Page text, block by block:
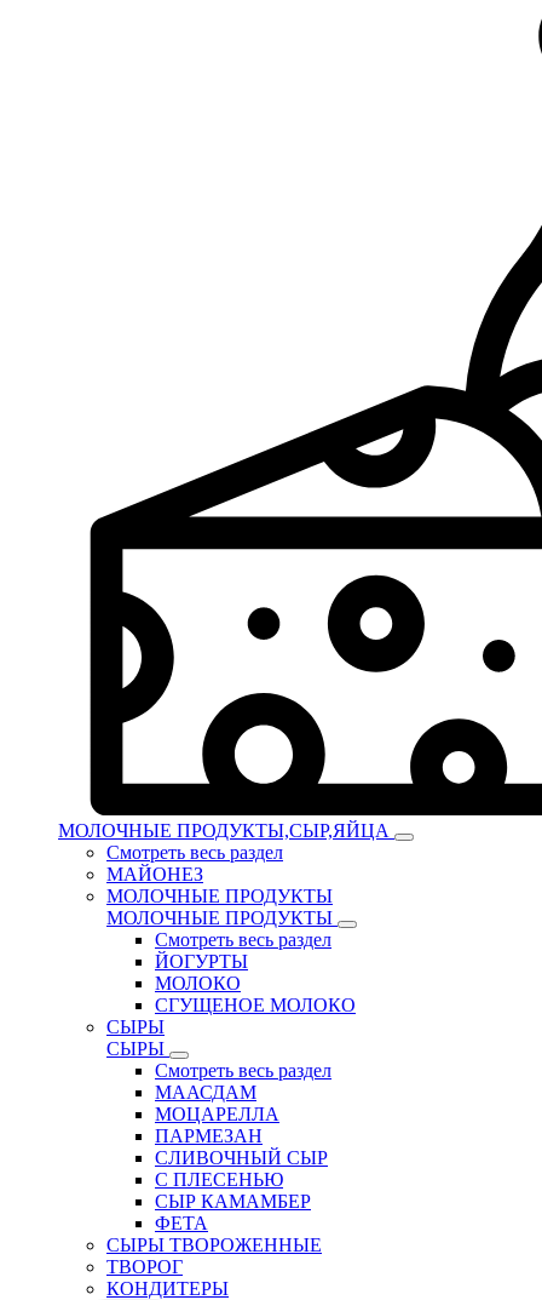
МОЛОЧНЫЕ ПРОДУКТЫ,СЫР,ЯЙЦА
Смотреть весь раздел
МАЙОНЕЗ
МОЛОЧНЫЕ ПРОДУКТЫ
МОЛОЧНЫЕ ПРОДУКТЫ
Смотреть весь раздел
ЙОГУРТЫ
МОЛОКО
СГУЩЕНОЕ МОЛОКО
СЫРЫ
СЫРЫ
Смотреть весь раздел
МААСДАМ
МОЦАРЕЛЛА
ПАРМЕЗАН
СЛИВОЧНЫЙ СЫР
С ПЛЕСЕНЬЮ
СЫР КАМАМБЕР
ФЕТА
СЫРЫ ТВОРОЖЕННЫЕ
ТВОРОГ
КОНДИТЕРЫ